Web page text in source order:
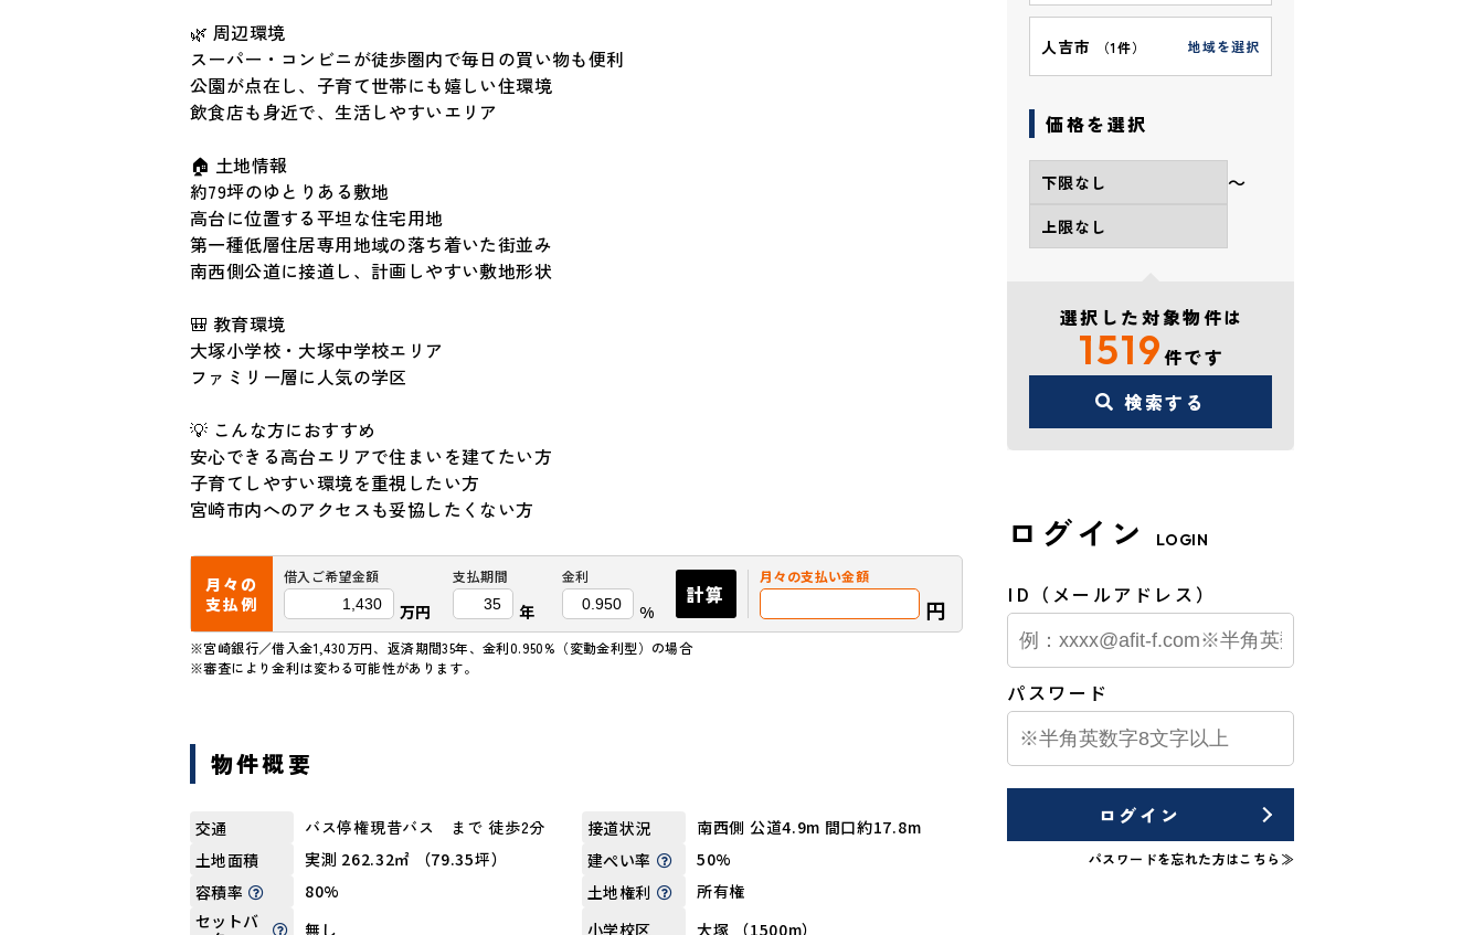
🌿 周辺環境
スーパー・コンビニが徒歩圏内で毎日の買い物も便利
公園が点在し、子育て世帯にも嬉しい住環境
飲食店も身近で、生活しやすいエリア
🏠 土地情報
約79坪のゆとりある敷地
高台に位置する平坦な住宅用地
第一種低層住居専用地域の落ち着いた街並み
南西側公道に接道し、計画しやすい敷地形状
🎒 教育環境
大塚小学校・大塚中学校エリア
ファミリー層に人気の学区
💡 こんな方におすすめ
安心できる高台エリアで住まいを建てたい方
子育てしやすい環境を重視したい方
宮崎市内へのアクセスも妥協したくない方
月々の
支払例
借入ご希望金額
万円
支払期間
年
金利
%
計算
月々の支払い金額
円
※宮崎銀行／借入金1,430万円、返済期間35年、金利0.950%（変動金利型）の場合
※審査により金利は変わる可能性があります。
物件概要
交通 バス停権現昔バス まで 徒歩2分 接道状況
南西側 公道4.9m 間口約17.8m
土地面積
実測 262.32㎡ （79.35坪） 建ぺい率
50%
容積率
80% 土地権利
所有権
セットバ
無し 小学校区
大塚 （1500m）
人吉市 （1件） 地域を選択
価格を選択
〜
選択した対象物件は
1519件です
検索する
ログイン LOGIN
ID（メールアドレス）
パスワード
ログイン
パスワードを忘れた方はこちら≫